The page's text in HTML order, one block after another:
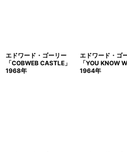
エドワード・ゴーリー
「COBWEB CASTLE」
1968年
エドワード・ゴ
「YOU KNOW
1964年